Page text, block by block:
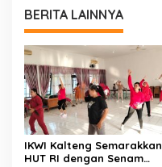
BERITA LAINNYA
IKWI Kalteng Semarakkan
HUT RI dengan Senam